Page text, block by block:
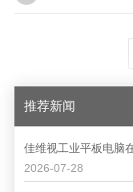
推荐新闻
佳维视工业平板电脑
2026-07-28